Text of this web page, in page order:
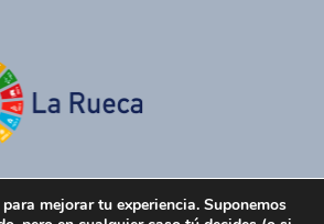
mejorar tu experiencia. Suponemos